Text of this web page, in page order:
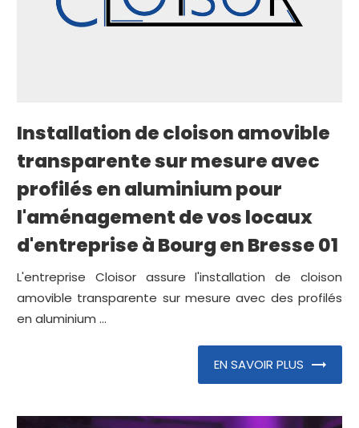
Installation de cloison amovible
transparente sur mesure avec
profilés en aluminium pour
l'aménagement de vos locaux
d'entreprise à Bourg en Bresse 01
L'entreprise Cloisor assure l'installation de cloison
amovible transparente sur mesure avec des profilés
en aluminium ...
EN SAVOIR PLUS